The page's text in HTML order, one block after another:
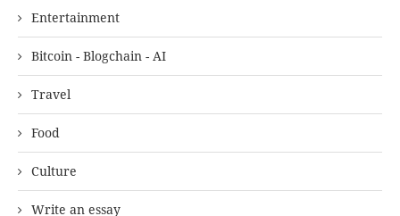
Entertainment
Bitcoin - Blogchain - AI
Travel
Food
Culture
Write an essay